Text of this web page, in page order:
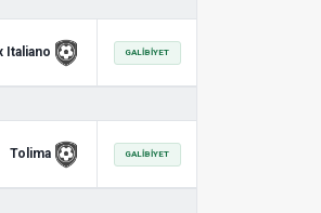
Italiano GALIBIYET
Tolima GALIBIYET